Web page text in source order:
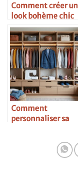
Comment créer un
look bohème chic
Comment
personnaliser sa